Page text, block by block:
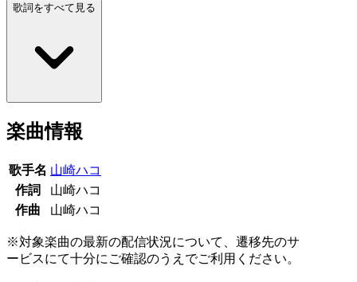
歌詞をすべて見る
楽曲情報
歌手名 山崎ハコ
作詞
山崎ハコ
作曲
山崎ハコ
※対象楽曲の最新の配信状況について、遷移先のサ
ービスにて十分にご確認のうえでご利用ください。